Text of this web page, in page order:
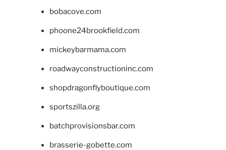
bobacove.com
phoone24brookfield.com
mickeybarmama.com
roadwayconstructioninc.com
shopdragonflyboutique.com
sportszilla.org
batchprovisionsbar.com
brasserie-gobette.com